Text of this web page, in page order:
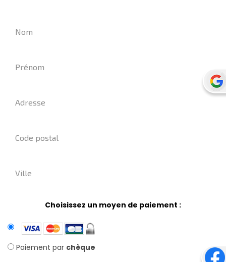
Choisissez un moyen de paiement :
Paiement par chèque